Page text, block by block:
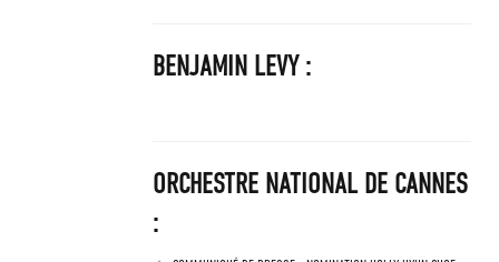
BENJAMIN LEVY :
ORCHESTRE NATIONAL DE CANNES
: